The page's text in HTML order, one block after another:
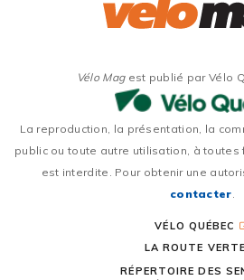
Vélo Magest publié par Vélo
La reproduction, la présentation, la
public ou toute autre utilisation, à toutes
est interdite. Pour obtenir une
contacter
VÉLO QUÉBEC
LA ROUTE
RÉPERTOIRE DES